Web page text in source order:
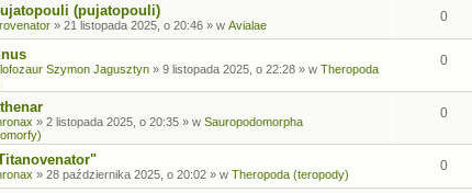
(pujatopouli)
» 21 listopada 2025, o 20:46 » w Avialae
0
Szymon Jagusztyn » 9 listopada 2025, o 22:28 » w Theropoda
0
» 2 listopada 2025, o 20:35 » w Sauropodomorpha
0
» 28 października 2025, o 20:02 » w Theropoda (teropody)
0